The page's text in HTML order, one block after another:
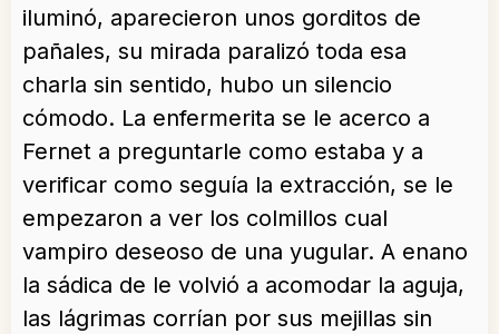
iluminó, aparecieron unos gorditos de
pañales, su mirada paralizó toda esa
charla sin sentido, hubo un silencio
cómodo. La enfermerita se le acerco a
Fernet a preguntarle como estaba y a
verificar como seguía la extracción, se le
empezaron a ver los colmillos cual
vampiro deseoso de una yugular. A enano
la sádica de le volvió a acomodar la aguja,
las lágrimas corrían por sus mejillas sin